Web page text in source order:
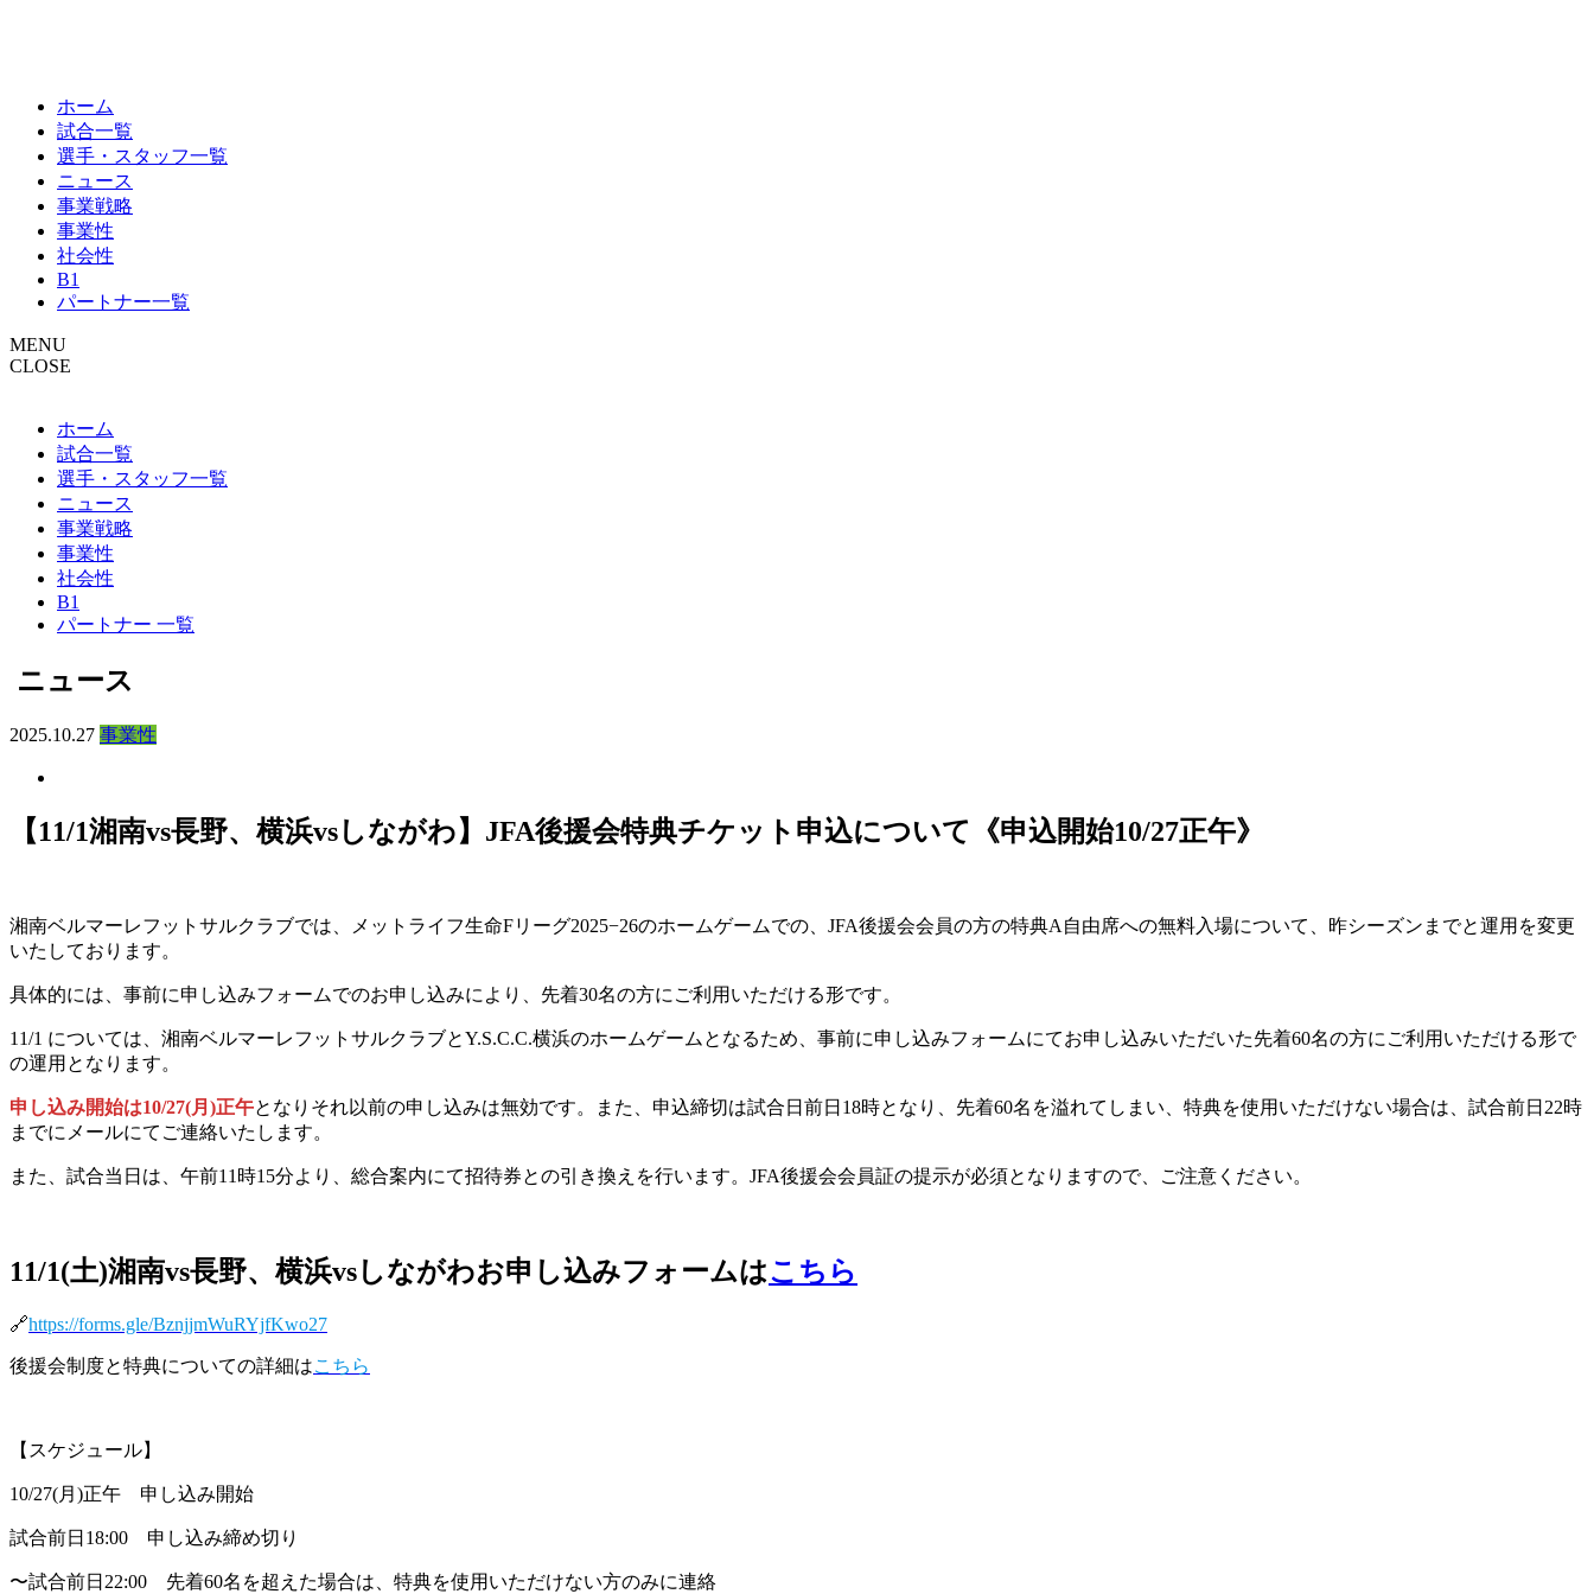
ホーム
試合一覧
選手・スタッフ一覧
ニュース
事業戦略
事業性
社会性
B1
パートナー一覧
MENU
CLOSE
ホーム
試合一覧
選手・スタッフ一覧
ニュース
事業戦略
事業性
社会性
B1
パートナー 一覧
ニュース
2025.10.27 事業性
【11/1湘南vs長野、横浜vsしながわ】JFA後援会特典チケット申込について《申込開始10/27正午》
湘南ベルマーレフットサルクラブでは、メットライフ生命Fリーグ2025−26のホームゲームでの、JFA後援会会員の方の特典A自由席への無料入場について、昨シーズンまでと運用を変更
いたしております。
具体的には、事前に申し込みフォームでのお申し込みにより、先着30名の方にご利用いただける形です。
11/1 については、湘南ベルマーレフットサルクラブとY.S.C.C.横浜のホームゲームとなるため、事前に申し込みフォームにてお申し込みいただいた先着60名の方にご利用いただける形で
の運用となります。
申し込み開始は10/27(月)正午となりそれ以前の申し込みは無効です。また、申込締切は試合日前日18時となり、先着60名を溢れてしまい、特典を使用いただけない場合は、試合前日22時
までにメールにてご連絡いたします。
また、試合当日は、午前11時15分より、総合案内にて招待券との引き換えを行います。JFA後援会会員証の提示が必須となりますので、ご注意ください。
11/1(土)湘南vs長野、横浜vsしながわお申し込みフォームはこちら
🔗https://forms.gle/BznjjmWuRYjfKwo27
後援会制度と特典についての詳細はこちら
【スケジュール】
10/27(月)正午 申し込み開始
試合前日18:00 申し込み締め切り
〜試合前日22:00 先着60名を超えた場合は、特典を使用いただけない方のみに連絡